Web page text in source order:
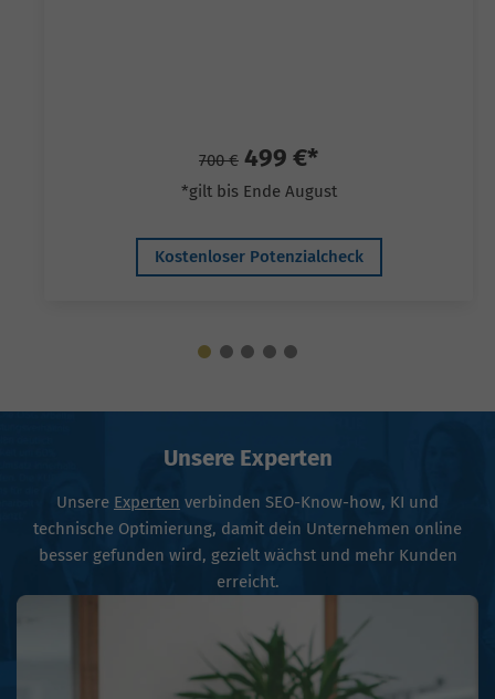
700 € 499 €*
*gilt bis Ende August
Kostenloser Potenzialcheck
Unsere Experten
Unsere Experten verbinden SEO-Know-how, KI und
technische Optimierung, damit dein Unternehmen online
besser gefunden wird, gezielt wächst und mehr Kunden
erreicht.